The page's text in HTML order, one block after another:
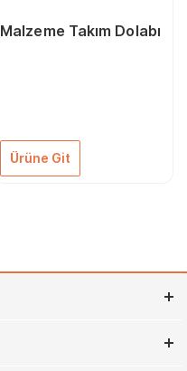
Malzeme Takım Dolabı
Ürüne Git